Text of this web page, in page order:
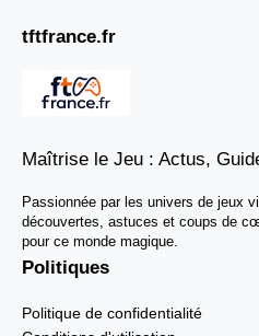
tftfrance.fr
Maîtrise le Jeu : Actus,
Passionnée par les univers de jeux
découvertes, astuces et coups de
pour ce monde magique.
Politiques
Politique de confidentialité